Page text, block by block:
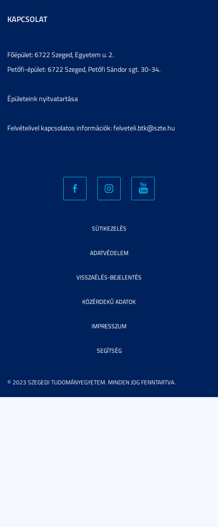
KAPCSOLAT
Főépület: 6722 Szeged, Egyetem u. 2.
Petőfi-épület: 6722 Szeged, Petőfi Sándor sgt. 30-34.
Épületeink nyitvatartása
Felvételivel kapcsolatos információk: felveteli.btk@szte.hu
© 2023 SZEGEDI TUDOMÁNYEGYETEM. MINDEN JOG FENNTARTVA.
SÜTIKEZELÉS
ADATVÉDELEM
VISSZAÉLÉS-BEJELENTÉS
KÖZÉRDEKŰ ADATOK
IMPRESSZUM
SEGÍTSÉG